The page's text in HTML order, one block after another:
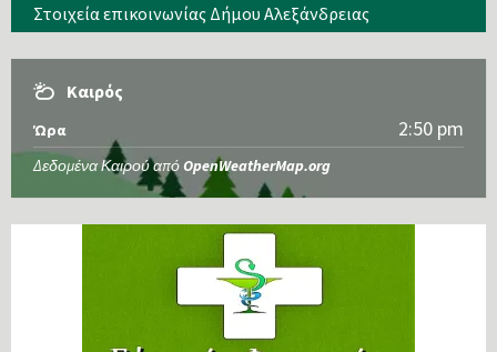
Στοιχεία επικοινωνίας Δήμου Αλεξάνδρειας
Καιρός
Ώρα 2:50 pm
Δεδομένα Καιρού από OpenWeatherMap.org